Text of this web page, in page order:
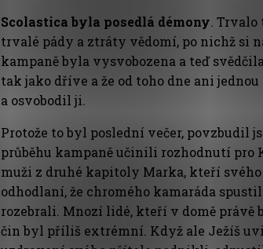
Scolastica byla posedlá démony. Trvalo
trvalé pády a ztráty vědomí, po nichž si
kampaně byla vysvobozena a teď
tak jako dříve a že od toho dne ani
a osvobodil ji.
Protože to byl poslední večer, povzbudil
průběhu kampaně učinili rozhodnutí pro
muži z druhé kapitoly Marka, kteří
odhodlaní, že chromého kamaráda
rozebrali. Mnozí lidé, kteří v domě právě
čin byl příliš extrémní. Když ale Ježíš